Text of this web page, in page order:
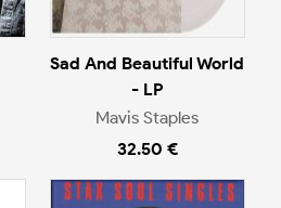
Sad And Beautiful World
- LP
Mavis Staples
32.50 €